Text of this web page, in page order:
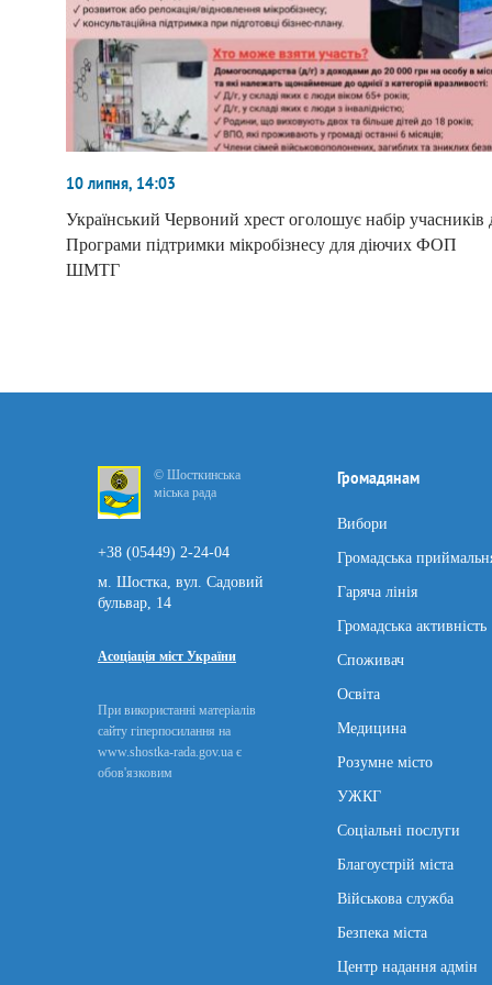
10 липня, 14:03
Український Червоний хрест оголошує набір учасників
Програми підтримки мікробізнесу для діючих ФОП
ШМТГ
© Шосткинська
міська рада
+38 (05449) 2-24-04
м. Шостка, вул. Садовий
бульвар, 14
Асоціація міст України
При використанні матеріалів
сайту гіперпосилання на
www.shostka-rada.gov.ua є
обов'язковим
Громадянам
Вибори
Громадська
Гаряча лінія
Громадська активність
Споживач
Освіта
Медицина
Розумне місто
УЖКГ
Соціальні послуги
Благоустрій міста
Військова служба
Безпека міста
Центр надання адмін